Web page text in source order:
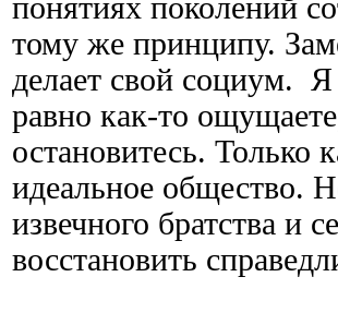
понятиях поколений
тому же принципу.
делает свой социум.
равно как-то
остановитесь. Только
идеальное общество.
извечного братства и
восстановить